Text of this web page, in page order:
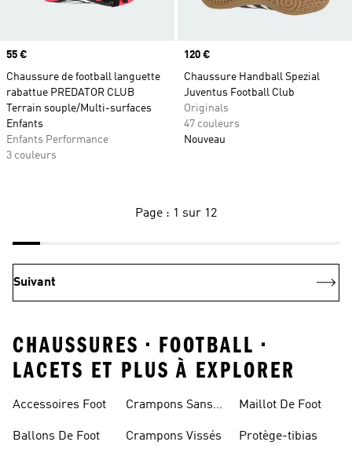
Prix
55 €
Chaussure de football languette
rabattue PREDATOR CLUB
Terrain souple/Multi-surfaces
Enfants
Enfants Performance
3 couleurs
Prix
120 €
Chaussure Handball Spezial
Juventus Football Club
Originals
47 couleurs
Nouveau
Page : 1 sur 12
Suivant
CHAUSSURES • FOOTBALL •
LACETS ET PLUS À EXPLORER
Accessoires Foot
Ballons De Foot
Crampons Sans
Crampons Vissés
Maillot De Foot
Protège-tibias